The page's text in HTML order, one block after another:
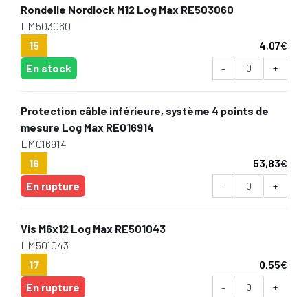
Rondelle Nordlock M12 Log Max RE503060
LM503060
15
4,07€
En stock
- +
Protection câble inférieure, système 4 points de
mesure Log Max RE016914
LM016914
16
53,83€
En rupture
- +
Vis M6x12 Log Max RE501043
LM501043
17
0,55€
En rupture
- +